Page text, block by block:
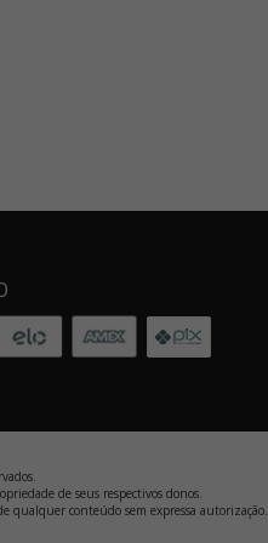
de seus respectivos donos.
qualquer conteúdo sem expressa autorização.